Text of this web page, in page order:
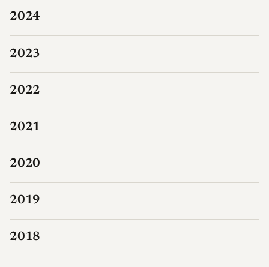
2024
2023
2022
2021
2020
2019
2018